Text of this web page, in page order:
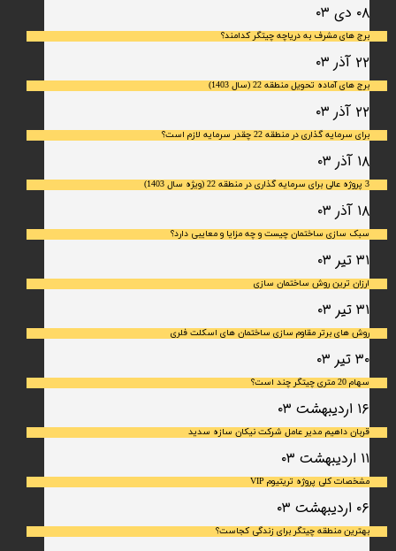
۰۸ دی ۰۳
برج های مشرف به دریاچه چیتگر کدامند؟
۲۲ آذر ۰۳
برج های آماده تحویل منطقه 22 (سال 1403)
۲۲ آذر ۰۳
برای سرمایه‌ گذاری در منطقه 22 چقدر سرمایه لازم است؟
۱۸ آذر ۰۳
3 پروژه عالی برای سرمایه گذاری در منطقه 22 (ویژه سال 1403)
۱۸ آذر ۰۳
سبک سازی ساختمان چیست و چه مزایا و معایبی دارد؟
۳۱ تیر ۰۳
ارزان ترین روش ساختمان سازی
۳۱ تیر ۰۳
روش های برتر مقاوم سازی ساختمان های اسکلت فلری
۳۰ تیر ۰۳
سهام 20 متری چیتگر چند است؟
۱۶ اردیبهشت ۰۳
قربان داهیم مدیر عامل شرکت نیکان سازه سدید
۱۱ اردیبهشت ۰۳
مشخصات کلی پروژه تریتیوم VIP
۰۶ اردیبهشت ۰۳
بهترین منطقه چیتگر برای زندگی کجاست؟